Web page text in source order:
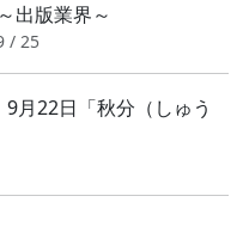
出版業界～
/ 25
22日「秋分（しゅう